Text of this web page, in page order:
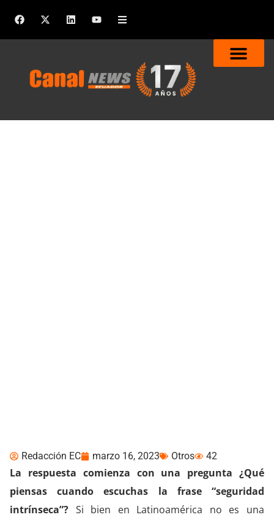
Redacción EC marzo 16, 2023 Otros 42
La respuesta comienza con una pregunta ¿Qué
piensas cuando escuchas la frase “seguridad
intrínseca”? Si bien en Latinoamérica no es una